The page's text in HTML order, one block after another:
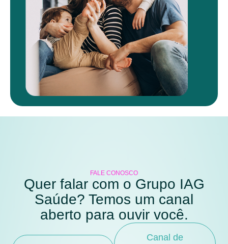
FALE CONOSCO
Quer falar com o Grupo IAG
Saúde? Temos um canal
aberto para ouvir você.
Canal de